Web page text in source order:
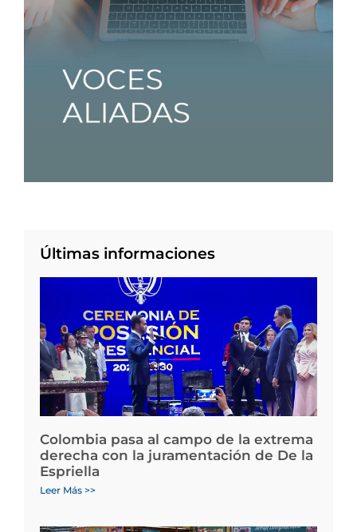
Últimas informaciones
Colombia pasa al campo de la extrema
derecha con la juramentación de De la
Espriella
Leer Más >>